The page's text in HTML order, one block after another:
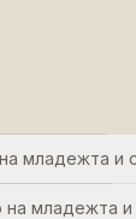
младежта и
на младежта и